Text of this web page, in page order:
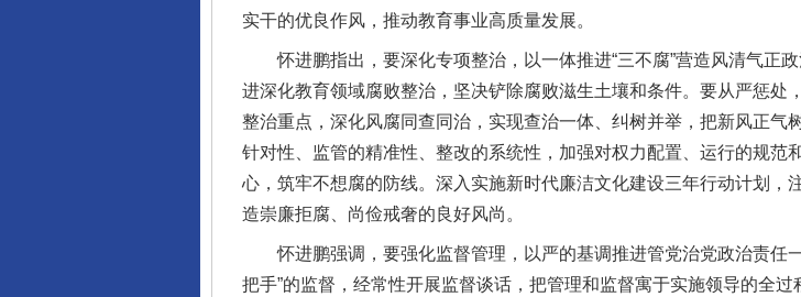
实干的优良作风，推动教育事业高质量发展。
怀进鹏指出，要深化专项整治，以一体推进“三不腐”营造风清气正
进深化教育领域腐败整治，坚决铲除腐败滋生土壤和条件。要从严惩处
整治重点，深化风腐同查同治，实现查治一体、纠树并举，把新风正气
针对性、监管的精准性、整改的系统性，加强对权力配置、运行的规范
心，筑牢不想腐的防线。深入实施新时代廉洁文化建设三年行动计划
造崇廉拒腐、尚俭戒奢的良好风尚。
怀进鹏强调，要强化监督管理，以严的基调推进管党治党政治责任一
把手”的监督，经常性开展监督谈话，把管理和监督寓于实施领导的全
揭开“小金库”的免责幌子